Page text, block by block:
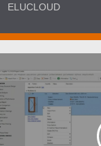
ELUCLOUD